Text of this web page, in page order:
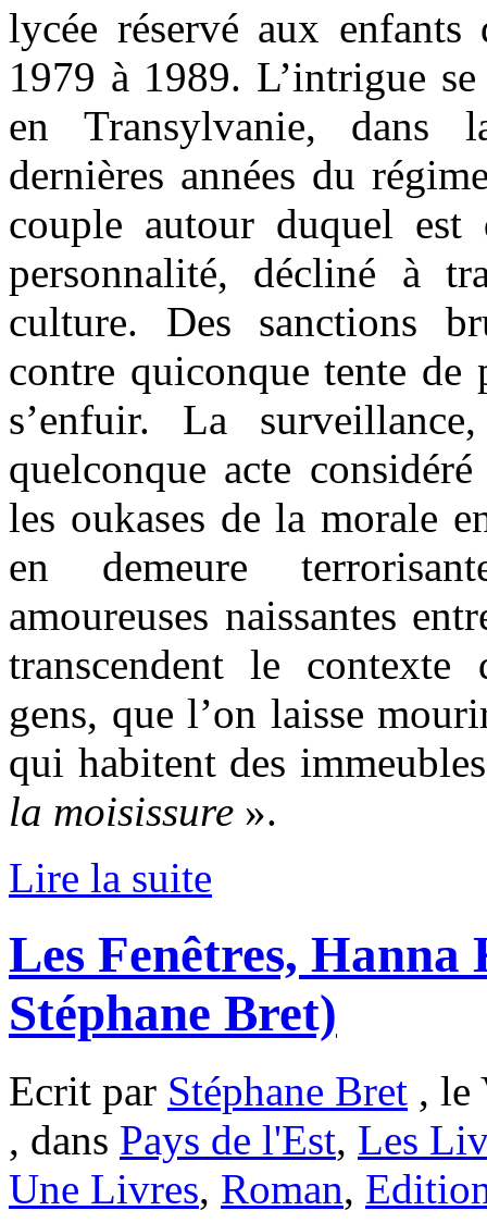
lycée réservé aux
1979 à 1989. L’intrigue
en Transylvanie, dans
dernières années du
couple autour duquel
personnalité, décliné à
culture. Des sanctions
contre quiconque tente de
s’enfuir. La
quelconque acte
les oukases de la morale
en demeure
amoureuses naissantes
transcendent le contexte
gens, que l’on laisse
qui habitent des
la moisissure ».
Lire la suite
Les Fenêtres,
Stéphane Bret)
Ecrit par Stéphane Bret , le
, dans Pays de l'Est, Les
Une Livres, Roman,